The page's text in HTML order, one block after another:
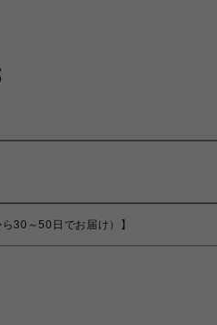
30～50日でお届け）】